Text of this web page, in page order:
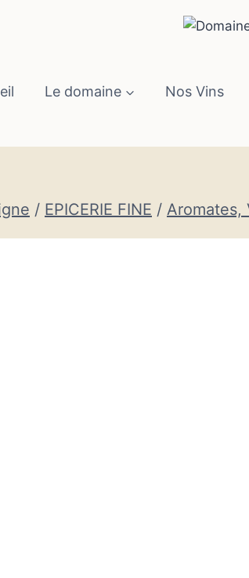
Le domaine Nos Vins
/ EPICERIE FINE / Aromates,